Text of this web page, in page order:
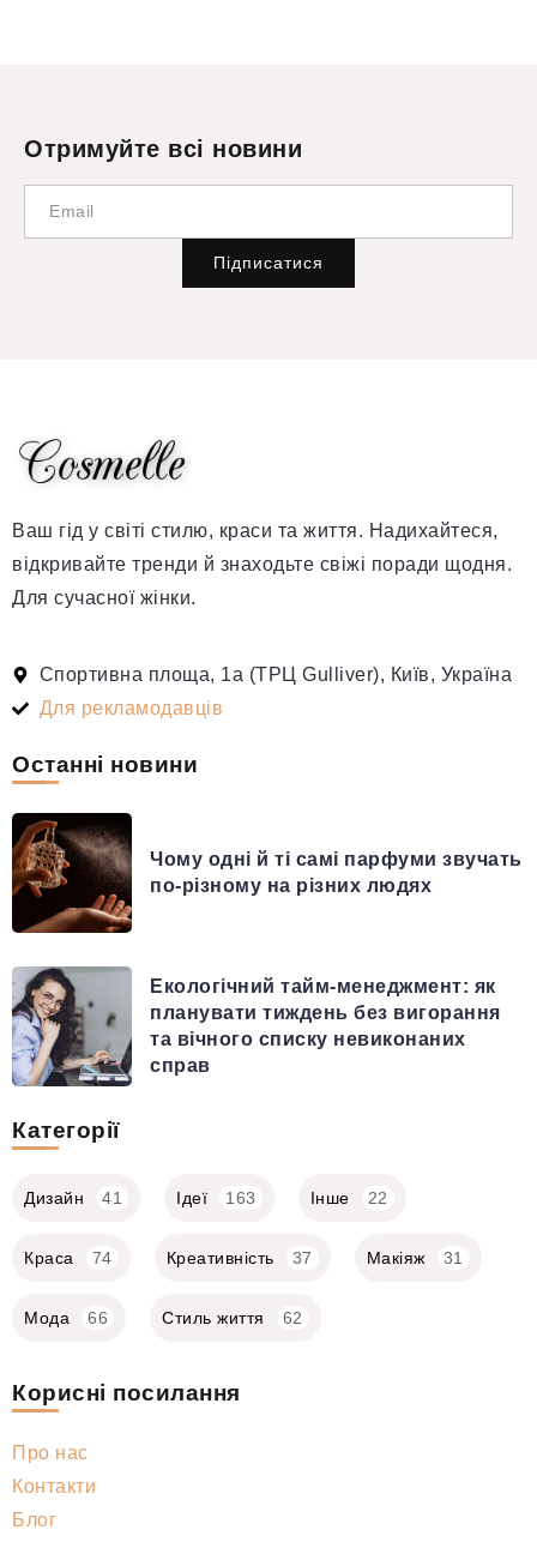
Отримуйте всі новини
Підписатися
Ваш гід у світі стилю, краси та життя. Надихайтеся,
відкривайте тренди й знаходьте свіжі поради щодня.
Для сучасної жінки.
Спортивна площа, 1а (ТРЦ Gulliver), Київ, Україна
Для рекламодавців
Останні новини
Чому одні й ті самі парфуми звучать
по-різному на різних людях
Екологічний тайм-менеджмент: як
планувати тиждень без вигорання
та вічного списку невиконаних
справ
Категорії
Дизайн 41 Ідеї 163 Інше 22
Краса 74 Креативність 37 Макіяж 31
Мода 66 Стиль життя 62
Корисні посилання
Про нас
Контакти
Блог